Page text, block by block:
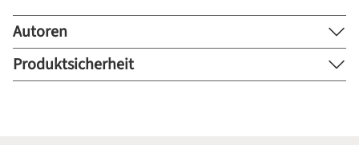
Autoren
Produktsicherheit